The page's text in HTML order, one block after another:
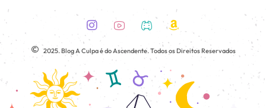
2025. Blog A Culpa é do Ascendente. Todos os Direitos Reservados